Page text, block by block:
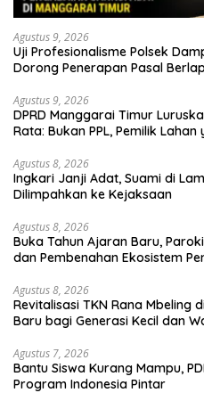
Agustus 9, 2026
Uji Profesionalisme Polsek
Dorong Penerapan Pasal
Agustus 9, 2026
DPRD Manggarai Timur
Rata: Bukan PPL, Pemilik
Agustus 8, 2026
Ingkari Janji Adat, Suami di
Dilimpahkan ke Kejaksaan
Agustus 8, 2026
Buka Tahun Ajaran Baru,
dan Pembenahan Ekosistem
Agustus 8, 2026
Revitalisasi TKN Rana Mbeling
Baru bagi Generasi Kecil dan
Agustus 7, 2026
Bantu Siswa Kurang Mampu,
Program Indonesia Pintar